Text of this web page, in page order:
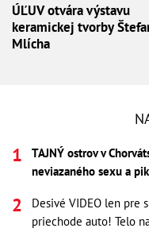
ÚĽUV otvára výstavu
keramickej tvorby
Mlícha
TAJNÝ ostrov v
neviazaného sexu a
Desivé VIDEO len pre
priechode auto! Telo